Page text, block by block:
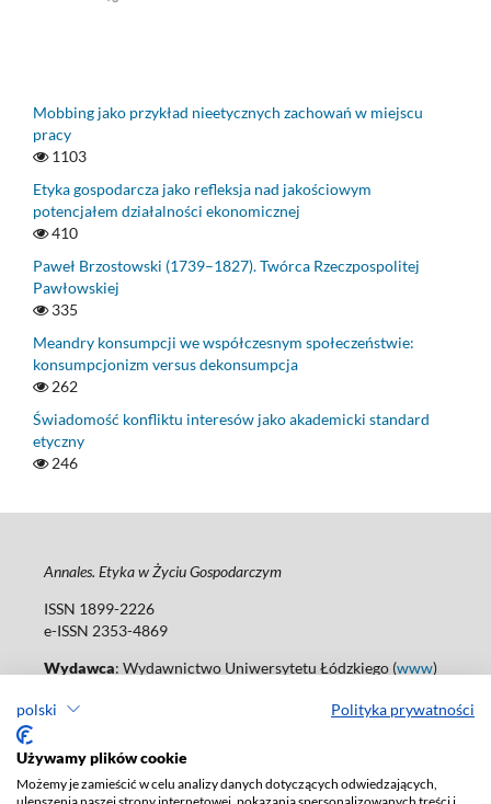
polski Polityka prywatności
Używamy plików cookie
Możemy je zamieścić w celu analizy danych dotyczących odwiedzających,
Mobbing jako przykład nieetycznych zachowań w miejscu
pracy
1103
Etyka gospodarcza jako refleksja nad jakościowym
potencjałem działalności ekonomicznej
410
Paweł Brzostowski (1739–1827). Twórca Rzeczpospolitej
Pawłowskiej
335
Meandry konsumpcji we współczesnym społeczeństwie:
konsumpcjonizm versus dekonsumpcja
262
Świadomość konfliktu interesów jako akademicki standard
etyczny
246
Annales. Etyka w Życiu Gospodarczym
ISSN 1899-2226
e-ISSN 2353-4869
Wydawca: Wydawnictwo Uniwersytetu Łódzkiego (www)
Tel.: 42 235 01 65, fax: 42 66 55 86
Deklaracja dostępności